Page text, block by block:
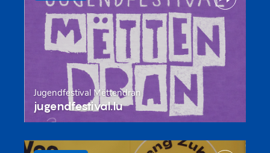
Jugendfestival Mëttendran
jugendfestival.lu